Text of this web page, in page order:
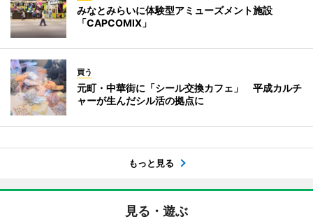
みなとみらいに体験型アミューズメント施設
「CAPCOMIX」
買う
元町・中華街に「シール交換カフェ」 平成カルチ
ャーが生んだシル活の拠点に
もっと見る
見る・遊ぶ